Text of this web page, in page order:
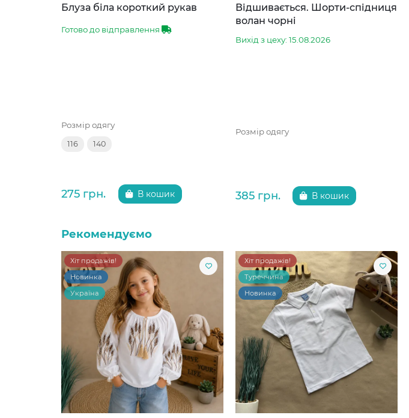
Блуза біла короткий рукав
Готово до відправлення
Розмір одягу
116 140
275 грн. В кошик
Відшивається. Шорти-спідниця
волан чорні
Вихід з цеху: 15.08.2026
Розмір одягу
385 грн. В кошик
Рекомендуємо
Хіт продажів!
Новинка
Україна
Хіт продажів!
Туреччина
Новинка